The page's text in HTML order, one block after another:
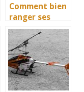
Comment bien
ranger ses
accessoires ?